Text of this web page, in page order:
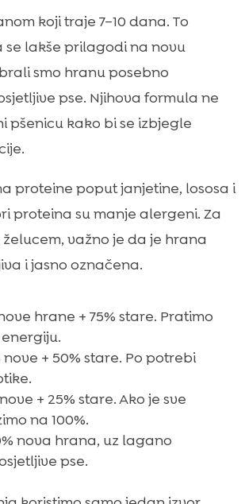
koji traje 7–10 dana. To
se lakše prilagodi na novu
smo hranu posebno
pse. Njihova formula ne
pšenicu kako bi se izbjegle
proteine poput janjetine, lososa i
proteina su manje alergeni. Za
želucem, važno je da je hrana
i jasno označena.
hrane + 75% stare. Pratimo
nove + 50% stare. Po potrebi
+ 25% stare. Ako je sve
na 100%.
nova hrana, uz lagano
pse.